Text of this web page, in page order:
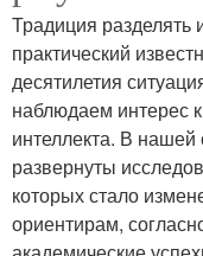
Традиция разделять
практический
десятилетия
наблюдаем интерес
интеллекта. В
развернуты
которых стало
ориентирам,